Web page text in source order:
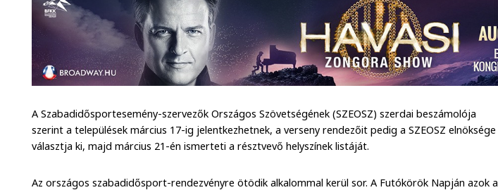
A Szabadidősportesemény-szervezők Országos Szövetségének (SZEOSZ) szerdai beszámolója
szerint a települések március 17-ig jelentkezhetnek, a verseny rendezőit pedig a SZEOSZ elnöksége
választja ki, majd március 21-én ismerteti a résztvevő helyszínek listáját.
Az országos szabadidősport-rendezvényre ötödik alkalommal kerül sor. A Futókörök Napján azok a